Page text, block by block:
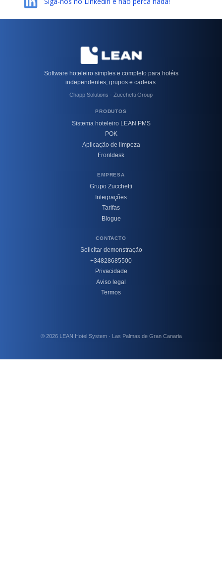
Software hoteleiro simples e completo para hotéis
independentes, grupos e cadeias.
Chapp Solutions · Zucchetti Group
PRODUTOS
Sistema hoteleiro LEAN PMS
POK
Aplicação de limpeza
Frontdesk
EMPRESA
Grupo Zucchetti
Integrações
Tarifas
Blogue
CONTACTO
Solicitar demonstração
+34828685500
Privacidade
Aviso legal
Termos
© 2026 LEAN Hotel System · Las Palmas de Gran Canaria